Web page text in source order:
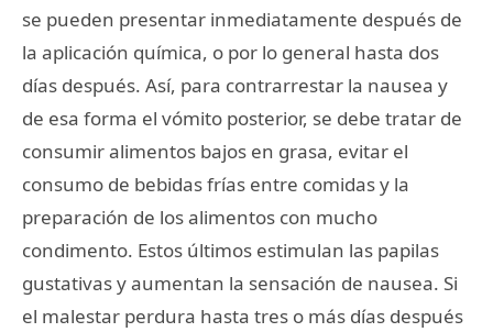
se pueden presentar inmediatamente después de
la aplicación química, o por lo general hasta dos
días después. Así, para contrarrestar la nausea y
de esa forma el vómito posterior, se debe tratar de
consumir alimentos bajos en grasa, evitar el
consumo de bebidas frías entre comidas y la
preparación de los alimentos con mucho
condimento. Estos últimos estimulan las papilas
gustativas y aumentan la sensación de nausea. Si
el malestar perdura hasta tres o más días después